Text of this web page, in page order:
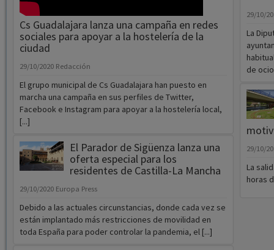
Cs Guadalajara lanza una campaña en redes
sociales para apoyar a la hostelería de la
ciudad
29/10/2020 Redacción
El grupo municipal de Cs Guadalajara han puesto en
marcha una campaña en sus perfiles de Twitter,
Facebook e Instagram para apoyar a la hostelería local,
[...]
El Parador de Sigüenza lanza una
oferta especial para los
residentes de Castilla-La Mancha
29/10/2020 Europa Press
Debido a las actuales circunstancias, donde cada vez se
están implantado más restricciones de movilidad en
toda España para poder controlar la pandemia, el [...]
29/10/
La
de
29/10/
La
horas